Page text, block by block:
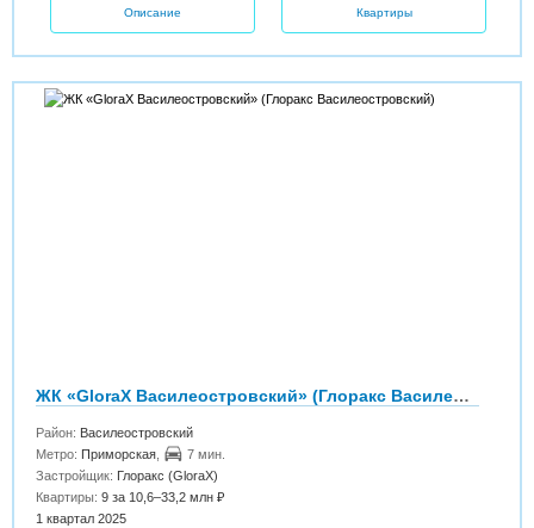
Описание Квартиры
ЖК «GloraX Василеостровский» (Глоракс Василеостровский)
Район: Василеостровский
Метро: Приморская
7 мин.
Застройщик: Глоракс (GloraX)
Квартиры:9 за 10,6–33,2 млн ₽
1 квартал 2025